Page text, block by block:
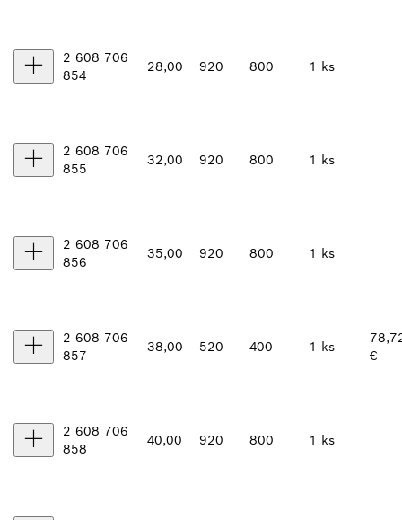
2 608 706
854
28,00 920 800 1 ks
2 608 706
855
32,00 920 800 1 ks
2 608 706
856
35,00 920 800 1 ks
2 608 706
857
38,00 520 400 1 ks
€
2 608 706
858
40,00 920 800 1 ks